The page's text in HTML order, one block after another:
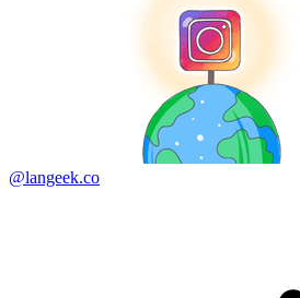
@langeek.co